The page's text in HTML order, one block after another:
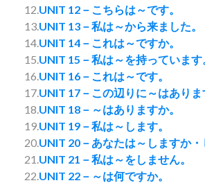
12.UNIT 12－こちらは～です。
13.UNIT 13－私は～から来ました。
14.UNIT 14－これは～ですか。
15.UNIT 15－私は～を持っています
16.UNIT 16－これは～です。
17.UNIT 17－この辺りに～はありま
18.UNIT 18－～はありますか。
19.UNIT 19－私は～します。
20.UNIT 20－あなたは～しますか・
21.UNIT 21－私は～をしません。
22.UNIT 22－～は何ですか。